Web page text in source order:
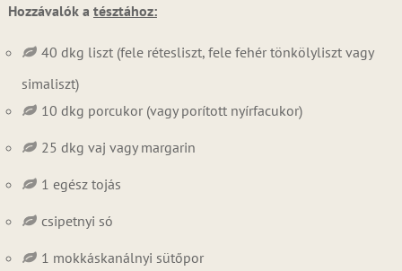
Hozzávalók a tésztához:
40 dkg liszt (fele rétesliszt, fele fehér tönkölyliszt vagy
simaliszt)
10 dkg porcukor (vagy porított nyírfacukor)
25 dkg vaj vagy margarin
1 egész tojás
csipetnyi só
1 mokkáskanálnyi sütőpor